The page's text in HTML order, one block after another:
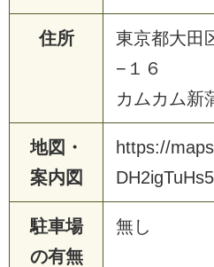
住所
東京都大田
−１６
カムカム新
地図・
案内図
https://
DH2igTuHs5
駐車場
の有無
無し